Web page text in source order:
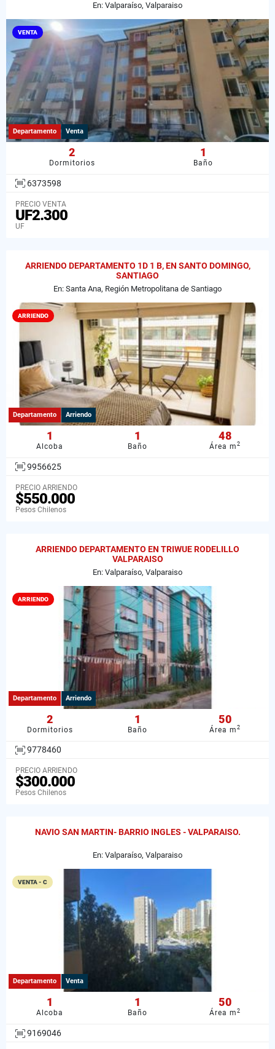
En: Valparaíso, Valparaiso
VENTA
Departamento Venta
2
Dormitorios
1
Baño
6373598
PRECIO VENTA
UF2.300
UF
ARRIENDO DEPARTAMENTO 1D 1 B, EN SANTO DOMINGO,
SANTIAGO
En: Santa Ana, Región Metropolitana de Santiago
ARRIENDO
Departamento Arriendo
1
Alcoba
1
Baño
48
Área m2
9956625
PRECIO ARRIENDO
$550.000
Pesos Chilenos
ARRIENDO DEPARTAMENTO EN TRIWUE RODELILLO
VALPARAISO
En: Valparaíso, Valparaiso
ARRIENDO
Departamento Arriendo
2
Dormitorios
1
Baño
50
Área m2
9778460
PRECIO ARRIENDO
$300.000
Pesos Chilenos
NAVIO SAN MARTIN- BARRIO INGLES - VALPARAISO.
En: Valparaíso, Valparaiso
VENTA - C
Departamento Venta
1
Alcoba
1
Baño
50
Área m2
9169046